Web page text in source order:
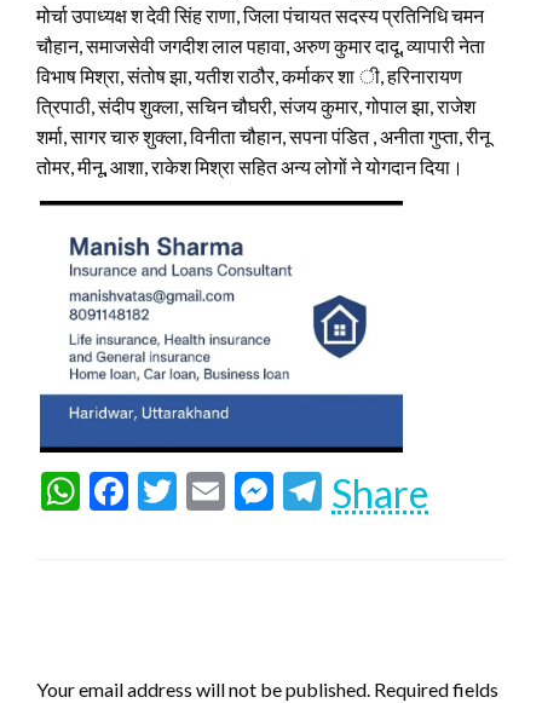
मोर्चा उपाध्यक्ष श देवी सिंह राणा, जिला पंचायत सदस्य प्रतिनिधि चमन
चौहान, समाजसेवी जगदीश लाल पहावा, अरुण कुमार दादू, व्यापारी नेता
विभाष मिश्रा, संतोष झा, यतीश राठौर, कर्माकर शा ी, हरिनारायण
त्रिपाठी, संदीप शुक्ला, सचिन चौघरी, संजय कुमार, गोपाल झा, राजेश
शर्मा, सागर चारु शुक्ला, विनीता चौहान, सपना पंडित , अनीता गुप्ता, रीनू
तोमर, मीनू, आशा, राकेश मिश्रा सहित अन्य लोगों ने योगदान दिया।
WhatsApp
Facebook
Twitter
EmailMessenger
Telegram
Share
Your email address will not be published. Required fields